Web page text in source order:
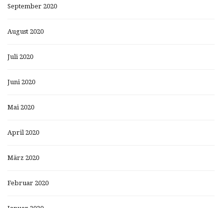
September 2020
August 2020
Juli 2020
Juni 2020
Mai 2020
April 2020
März 2020
Februar 2020